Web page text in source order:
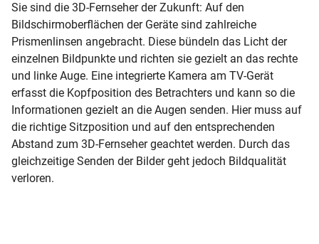
Sie sind die 3D-Fernseher der Zukunft: Auf den
Bildschirmoberflächen der Geräte sind zahlreiche
Prismenlinsen angebracht. Diese bündeln das Licht der
einzelnen Bildpunkte und richten sie gezielt an das rechte
und linke Auge. Eine integrierte Kamera am TV-Gerät
erfasst die Kopfposition des Betrachters und kann so die
Informationen gezielt an die Augen senden. Hier muss auf
die richtige Sitzposition und auf den entsprechenden
Abstand zum 3D-Fernseher geachtet werden. Durch das
gleichzeitige Senden der Bilder geht jedoch Bildqualität
verloren.